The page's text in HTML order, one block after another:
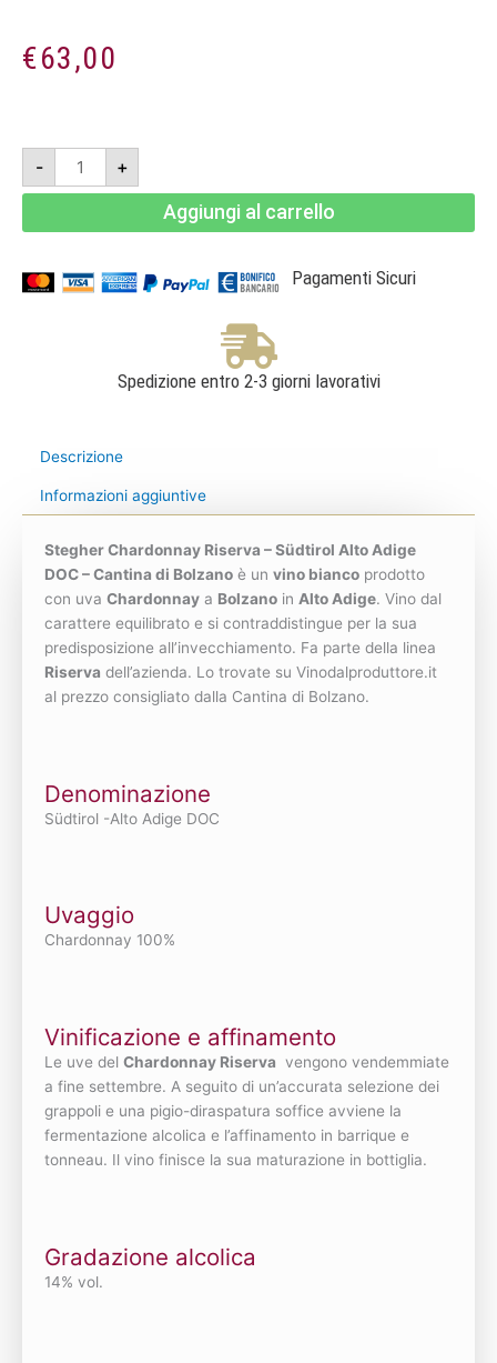
€63,00
-
Stegher
Chardonnay
Riserva
2022
Alto
Adige
DOC
+
Aggiungi al carrello
Pagamenti Sicuri
Spedizione entro 2-3 giorni lavorativi
Descrizione
Informazioni aggiuntive
Stegher Chardonnay Riserva – Südtirol Alto Adige
DOC – Cantina di Bolzano è un vino bianco prodotto
con uva Chardonnay a Bolzano in Alto Adige. Vino dal
carattere equilibrato e si contraddistingue per la sua
predisposizione all’invecchiamento. Fa parte della linea
Riserva dell’azienda. Lo trovate su Vinodalproduttore.it
al prezzo consigliato dalla Cantina di Bolzano.
Denominazione
Südtirol -Alto Adige DOC
Uvaggio
Chardonnay 100%
Vinificazione e affinamento
Le uve del Chardonnay Riserva vengono vendemmiate
a fine settembre. A seguito di un’accurata selezione dei
grappoli e una pigio-diraspatura soffice avviene la
fermentazione alcolica e l’affinamento in barrique e
tonneau. Il vino finisce la sua maturazione in bottiglia.
Gradazione alcolica
14% vol.